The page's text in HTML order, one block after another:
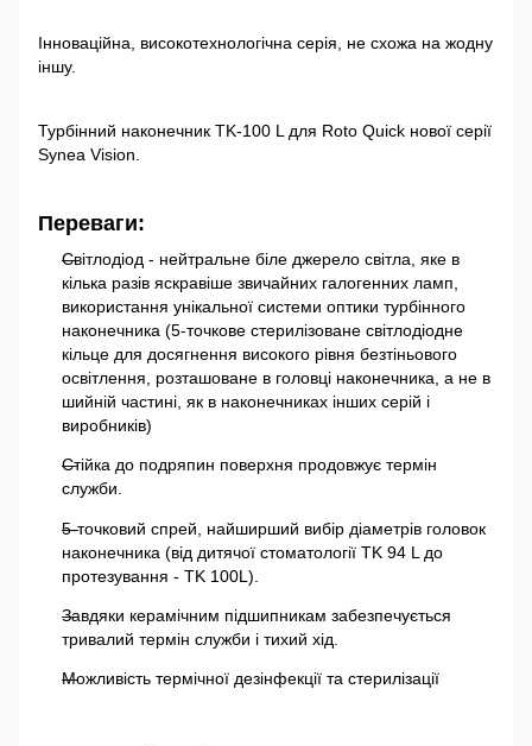
Інноваційна, високотехнологічна серія, не схожа на жодну
іншу.
Турбінний наконечник TK-100 L для Roto Quick нової серії
Synea Vision.
Переваги:
Світлодіод - нейтральне біле джерело світла, яке в
кілька разів яскравіше звичайних галогенних ламп,
використання унікальної системи оптики турбінного
наконечника (5-точкове стерилізоване світлодіодне
кільце для досягнення високого рівня безтіньового
освітлення, розташоване в головці наконечника, а не в
шийній частині, як в наконечниках інших серій і
виробників)
Стійка до подряпин поверхня продовжує термін
служби.
5-точковий спрей, найширший вибір діаметрів головок
наконечника (від дитячої стоматології TK 94 L до
протезування - TK 100L).
Завдяки керамічним підшипникам забезпечується
тривалий термін служби і тихий хід.
Можливість термічної дезінфекції та стерилізації